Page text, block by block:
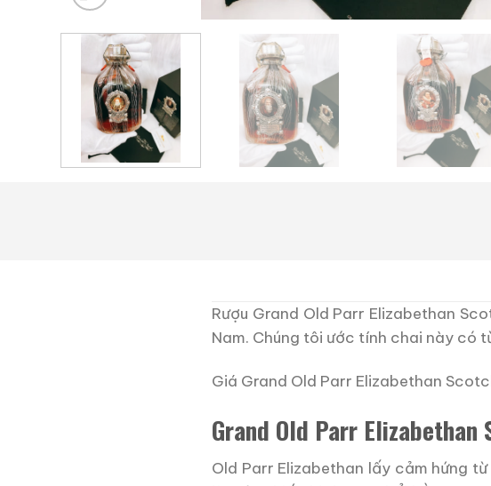
Rượu Grand Old Parr Elizabethan
Nam. Chúng tôi ước tính chai này có
Giá Grand Old Parr Elizabethan
Grand Old Parr
Old Parr Elizabethan lấy cảm hứng